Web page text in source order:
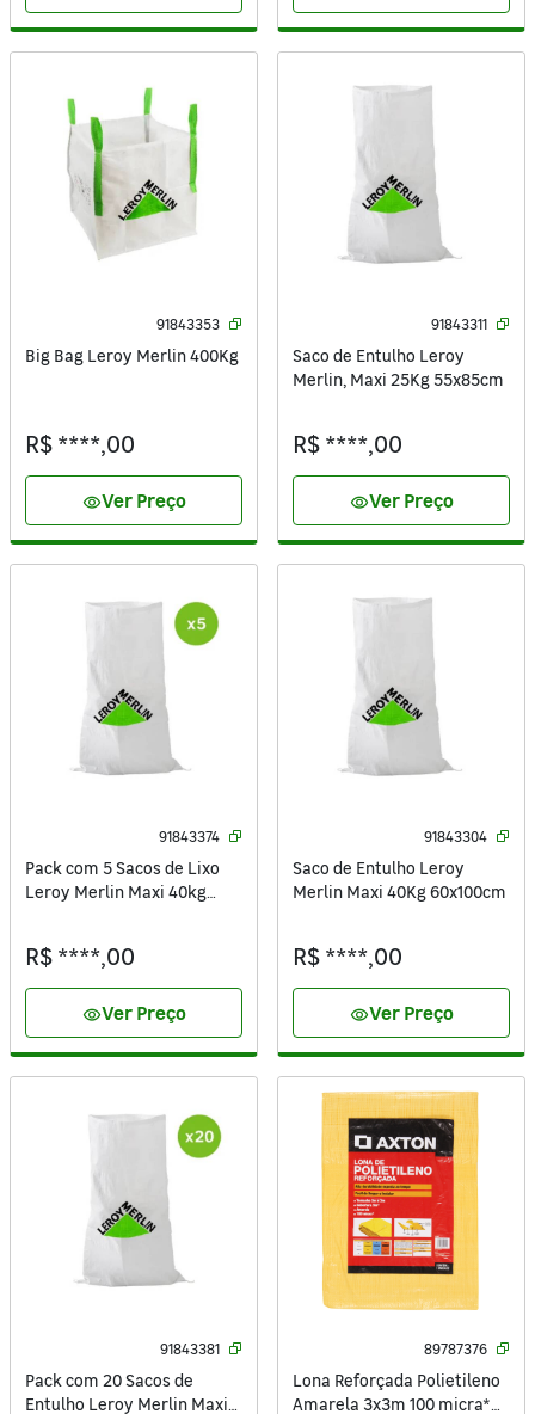
91843353
Big Bag Leroy Merlin 400Kg
R$ ****,00
visibilityVer Preço
91843311
Saco de Entulho Leroy
Merlin, Maxi 25Kg 55x85cm
R$ ****,00
visibilityVer Preço
91843374
Pack com 5 Sacos de Lixo
Leroy Merlin Maxi 40kg
R$ ****,00
visibilityVer Preço
91843304
Saco de Entulho Leroy
Merlin Maxi 40Kg 60x100cm
R$ ****,00
visibilityVer Preço
91843381
Pack com 20 Sacos de
Entulho Leroy Merlin Maxi
89787376
Lona Reforçada Polietileno
Amarela 3x3m 100 micra*